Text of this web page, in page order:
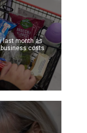
last month as
costs